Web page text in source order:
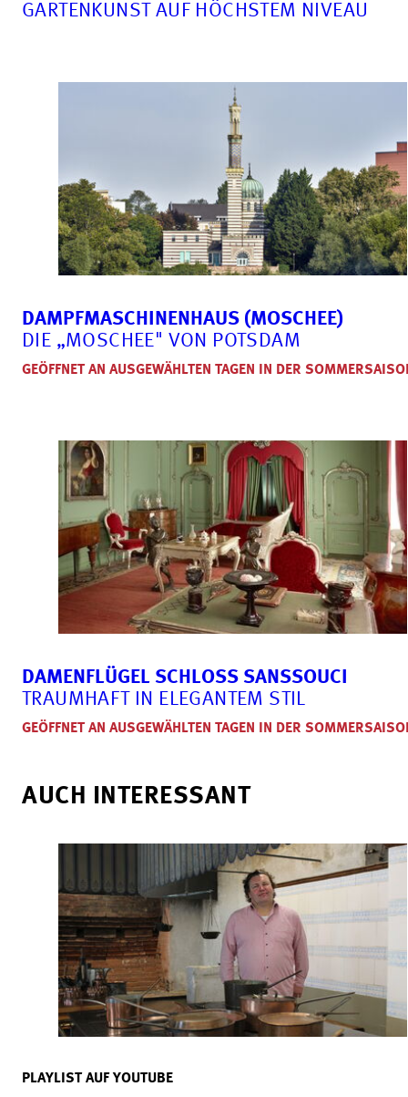
GARTENKUNST AUF HÖCHSTEM NIVEAU
DAMPF­MASCHINENHAUS (MOSCHEE)
DIE „MOSCHEE" VON POTSDAM
GEÖFFNET AN AUSGEWÄHLTEN TAGEN IN DER
DAMENFLÜGEL SCHLOSS SANSSOUCI
TRAUMHAFT IN ELEGANTEM STIL
GEÖFFNET AN AUSGEWÄHLTEN TAGEN IN DER
AUCH INTERESSANT
PLAYLIST AUF YOUTUBE